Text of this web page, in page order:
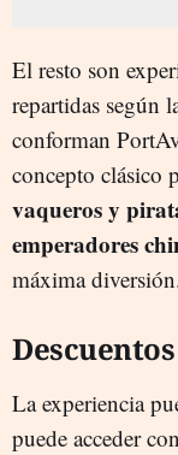
El resto son
repartidas según
conforman
concepto clásico
vaqueros y
emperadores
máxima
Descuentos
La experiencia
puede acceder con